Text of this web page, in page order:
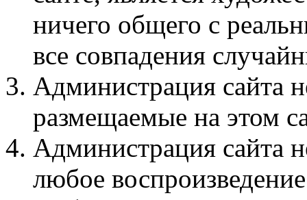
ничего общего с
все совпадения
Администрация сайта
размещаемые на этом
Администрация сайта
любое